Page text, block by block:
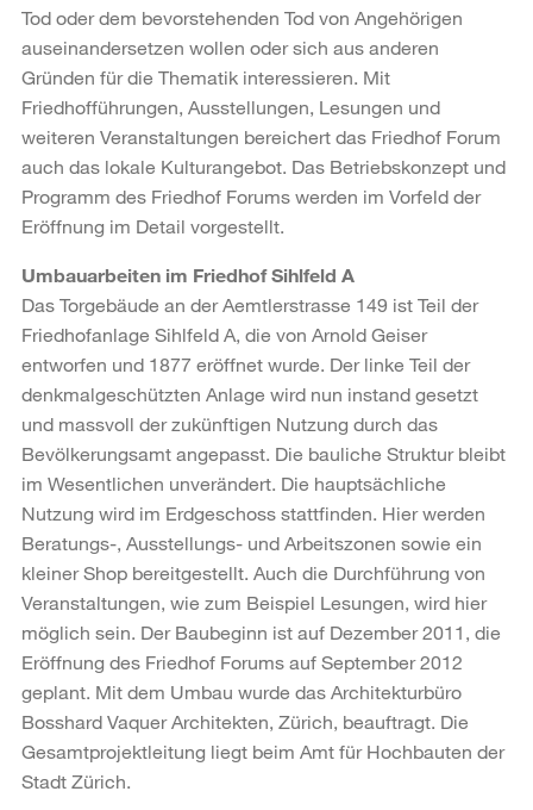
Tod oder dem bevorstehenden Tod von Angehörigen
auseinandersetzen wollen oder sich aus anderen
Gründen für die Thematik interessieren. Mit
Friedhofführungen, Ausstellungen, Lesungen und
weiteren Veranstaltungen bereichert das Friedhof Forum
auch das lokale Kulturangebot. Das Betriebskonzept und
Programm des Friedhof Forums werden im Vorfeld der
Eröffnung im Detail vorgestellt.
Umbauarbeiten im Friedhof Sihlfeld A
Das Torgebäude an der Aemtlerstrasse 149 ist Teil der
Friedhofanlage Sihlfeld A, die von Arnold Geiser
entworfen und 1877 eröffnet wurde. Der linke Teil der
denkmalgeschützten Anlage wird nun instand gesetzt
und massvoll der zukünftigen Nutzung durch das
Bevölkerungsamt angepasst. Die bauliche Struktur bleibt
im Wesentlichen unverändert. Die hauptsächliche
Nutzung wird im Erdgeschoss stattfinden. Hier werden
Beratungs-, Ausstellungs- und Arbeitszonen sowie ein
kleiner Shop bereitgestellt. Auch die Durchführung von
Veranstaltungen, wie zum Beispiel Lesungen, wird hier
möglich sein. Der Baubeginn ist auf Dezember 2011, die
Eröffnung des Friedhof Forums auf September 2012
geplant. Mit dem Umbau wurde das Architekturbüro
Bosshard Vaquer Architekten, Zürich, beauftragt. Die
Gesamtprojektleitung liegt beim Amt für Hochbauten der
Stadt Zürich.